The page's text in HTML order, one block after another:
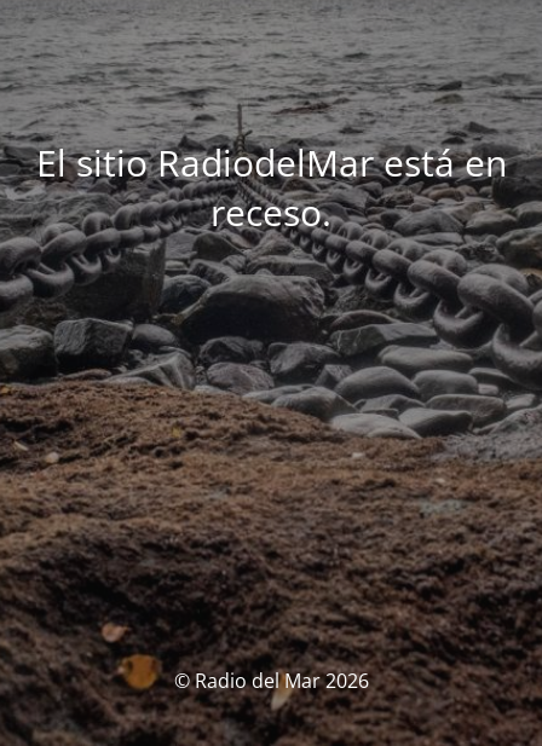
El sitio RadiodelMar está en
receso.
© Radio del Mar 2026